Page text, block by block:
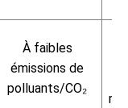
À faibles
émissions de
polluants/CO₂